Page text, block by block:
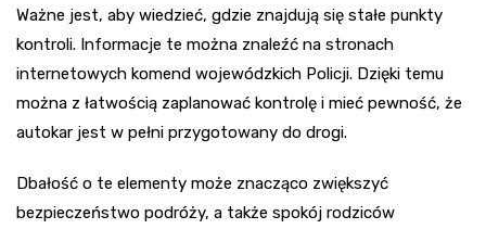
Ważne jest, aby wiedzieć, gdzie znajdują się stałe punkty
kontroli. Informacje te można znaleźć na stronach
internetowych komend wojewódzkich Policji. Dzięki temu
można z łatwością zaplanować kontrolę i mieć pewność, że
autokar jest w pełni przygotowany do drogi.
Dbałość o te elementy może znacząco zwiększyć
bezpieczeństwo podróży, a także spokój rodziców